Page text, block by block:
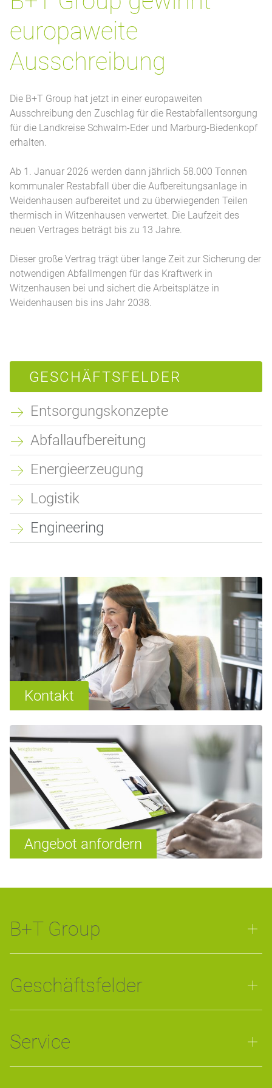
europaweite
Ausschreibung
Die B+T Group hat jetzt in einer europaweiten
Ausschreibung den Zuschlag für die Restabfallentsorgung
für die Landkreise Schwalm-Eder und Marburg-Biedenkopf
erhalten.
Ab 1. Januar 2026 werden dann jährlich 58.000 Tonnen
kommunaler Restabfall über die Aufbereitungsanlage in
Weidenhausen aufbereitet und zu überwiegenden Teilen
thermisch in Witzenhausen verwertet. Die Laufzeit des
neuen Vertrages beträgt bis zu 13 Jahre.
Dieser große Vertrag trägt über lange Zeit zur Sicherung der
notwendigen Abfallmengen für das Kraftwerk in
Witzenhausen bei und sichert die Arbeitsplätze in
Weidenhausen bis ins Jahr 2038.
GESCHÄFTSFELDER
Entsorgungskonzepte
Abfallaufbereitung
Energieerzeugung
Logistik
Engineering
Kontakt
Angebot anfordern
B+T Group
Geschäftsfelder
Service